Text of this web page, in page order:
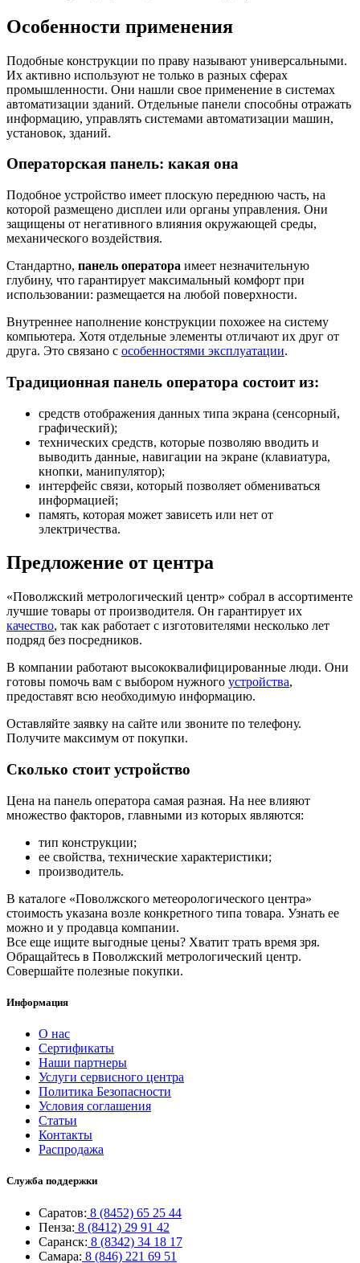
Особенности применения
Подобные конструкции по праву называют универсальными.
Их активно используют не только в разных сферах
промышленности. Они нашли свое применение в системах
автоматизации зданий. Отдельные панели способны отражать
информацию, управлять системами автоматизации машин,
установок, зданий.
Операторская панель: какая она
Подобное устройство имеет плоскую переднюю часть, на
которой размещено дисплеи или органы управления. Они
защищены от негативного влияния окружающей среды,
механического воздействия.
Стандартно, панель оператора имеет незначительную
глубину, что гарантирует максимальный комфорт при
использовании: размещается на любой поверхности.
Внутреннее наполнение конструкции похожее на систему
компьютера. Хотя отдельные элементы отличают их друг от
друга. Это связано с особенностями эксплуатации.
Традиционная панель оператора состоит из:
средств отображения данных типа экрана (сенсорный,
графический);
технических средств, которые позволяю вводить и
выводить данные, навигации на экране (клавиатура,
кнопки, манипулятор);
интерфейс связи, который позволяет обмениваться
информацией;
память, которая может зависеть или нет от
электричества.
Предложение от центра
«Поволжский метрологический центр» собрал в ассортименте
лучшие товары от производителя. Он гарантирует их
качество, так как работает с изготовителями несколько лет
подряд без посредников.
В компании работают высококвалифицированные люди. Они
готовы помочь вам с выбором нужного устройства,
предоставят всю необходимую информацию.
Оставляйте заявку на сайте или звоните по телефону.
Получите максимум от покупки.
Сколько стоит устройство
Цена на панель оператора самая разная. На нее влияют
множество факторов, главными из которых являются:
тип конструкции;
ее свойства, технические характеристики;
производитель.
В каталоге «Поволжского метеорологического центра»
стоимость указана возле конкретного типа товара. Узнать ее
можно и у продавца компании.
Все еще ищите выгодные цены? Хватит трать время зря.
Обращайтесь в Поволжский метрологический центр.
Совершайте полезные покупки.
Информация
О нас
Сертификаты
Наши партнеры
Услуги сервисного центра
Политика Безопасности
Условия соглашения
Статьи
Контакты
Распродажа
Служба поддержки
Саратов: 8 (8452) 65 25 44
Пенза: 8 (8412) 29 91 42
Саранск: 8 (8342) 34 18 17
Самара: 8 (846) 221 69 51